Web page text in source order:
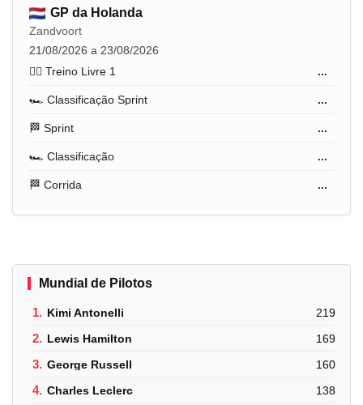
GP da Holanda
Zandvoort
21/08/2026 a 23/08/2026
🏋️‍♂️ Treino Livre 1
...
🏎️ Classificação Sprint ...
🏁 Sprint ...
🏎️ Classificação ...
🏁 Corrida ...
Mundial de Pilotos
1. Kimi Antonelli 219
2. Lewis Hamilton 169
3. George Russell 160
4. Charles Leclerc 138